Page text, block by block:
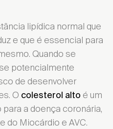
lipídica normal que
e que é essencial para
Quando se
potencialmente
de desenvolver
O colesterol alto é um
a doença coronária,
do Miocárdio e AVC.